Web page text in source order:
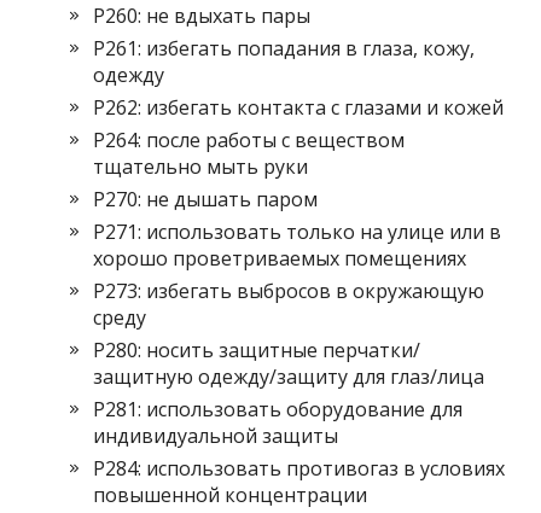
P260: не вдыхать пары
P261: избегать попадания в глаза, кожу,
одежду
P262: избегать контакта с глазами и кожей
P264: после работы с веществом
тщательно мыть руки
P270: не дышать паром
P271: использовать только на улице или в
хорошо проветриваемых помещениях
P273: избегать выбросов в окружающую
среду
P280: носить защитные перчатки/
защитную одежду/защиту для глаз/лица
P281: использовать оборудование для
индивидуальной защиты
P284: использовать противогаз в условиях
повышенной концентрации